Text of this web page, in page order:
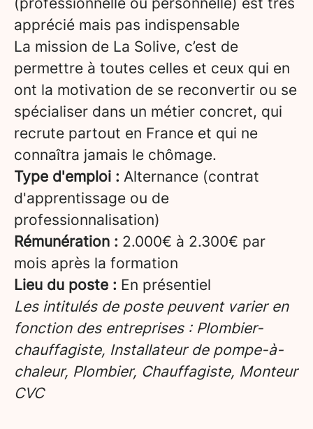
apprécié mais pas indispensable
La mission de La Solive, c’est de
permettre à toutes celles et ceux qui en
ont la motivation de se reconvertir ou se
spécialiser dans un métier concret, qui
recrute partout en France et qui ne
connaîtra jamais le chômage.
Type d'emploi : Alternance (contrat
d'apprentissage ou de
professionnalisation)
Rémunération : 2.000€ à 2.300€ par
mois après la formation
Lieu du poste : En présentiel
Les intitulés de poste peuvent varier en
fonction des entreprises : Plombier-
chauffagiste, Installateur de pompe-à-
chaleur, Plombier, Chauffagiste, Monteur
CVC